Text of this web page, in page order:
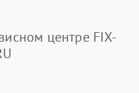
центре FIX-